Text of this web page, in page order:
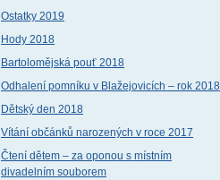
Ostatky 2019
Hody 2018
Bartolomějská pouť 2018
Odhalení pomníku v Blažejovicích – rok 2018
Dětský den 2018
Vítání občánků narozených v roce 2017
Čtení dětem – za oponou s místním
divadelním souborem